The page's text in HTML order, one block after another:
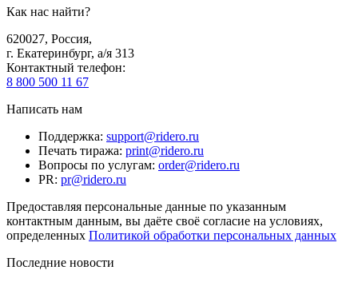
Как нас найти?
620027, Россия,
г. Екатеринбург, а/я 313
Контактный телефон:
8 800 500 11 67
Написать нам
Поддержка: support@ridero.ru
Печать тиража: print@ridero.ru
Вопросы по услугам: order@ridero.ru
PR: pr@ridero.ru
Предоставляя персональные данные по указанным
контактным данным, вы даёте своё согласие на условиях,
определенных Политикой обработки персональных данных
Последние новости